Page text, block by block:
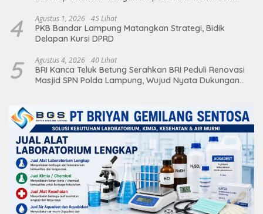
4 Agustus 1, 2026 45 Lihat
PKB Bandar Lampung Matangkan Strategi, Bidik
Delapan Kursi DPRD
5 Agustus 4, 2026 40 Lihat
BRI Kanca Teluk Betung Serahkan BRI Peduli Renovasi
Masjid SPN Polda Lampung, Wujud Nyata Dukungan